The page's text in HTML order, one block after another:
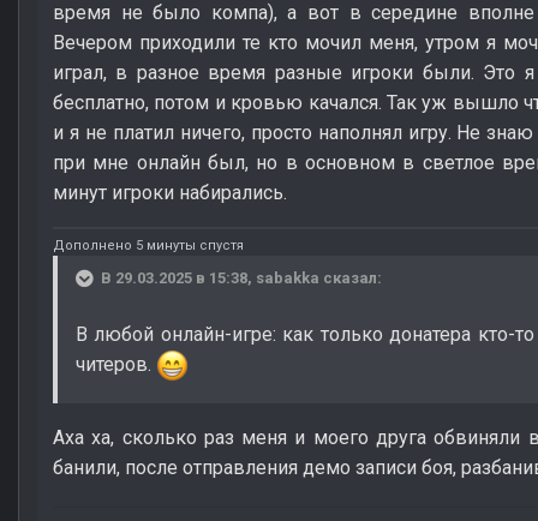
время не было компа), а вот в середине вполне
Вечером приходили те кто мочил меня, утром я
играл, в разное время разные игроки были. Это
бесплатно, потом и кровью качался. Так уж вышло
и я не платил ничего, просто наполнял игру. Не
при мне онлайн был, но в основном в светлое
минут игроки набирались.
Дополнено 5 минуты спустя
В 29.03.2025 в 15:38, sabakka сказал:
В любой онлайн-игре: как только донатера кто-
читеров.
Аха ха, сколько раз меня и моего друга обвиняли
банили, после отправления демо записи боя,